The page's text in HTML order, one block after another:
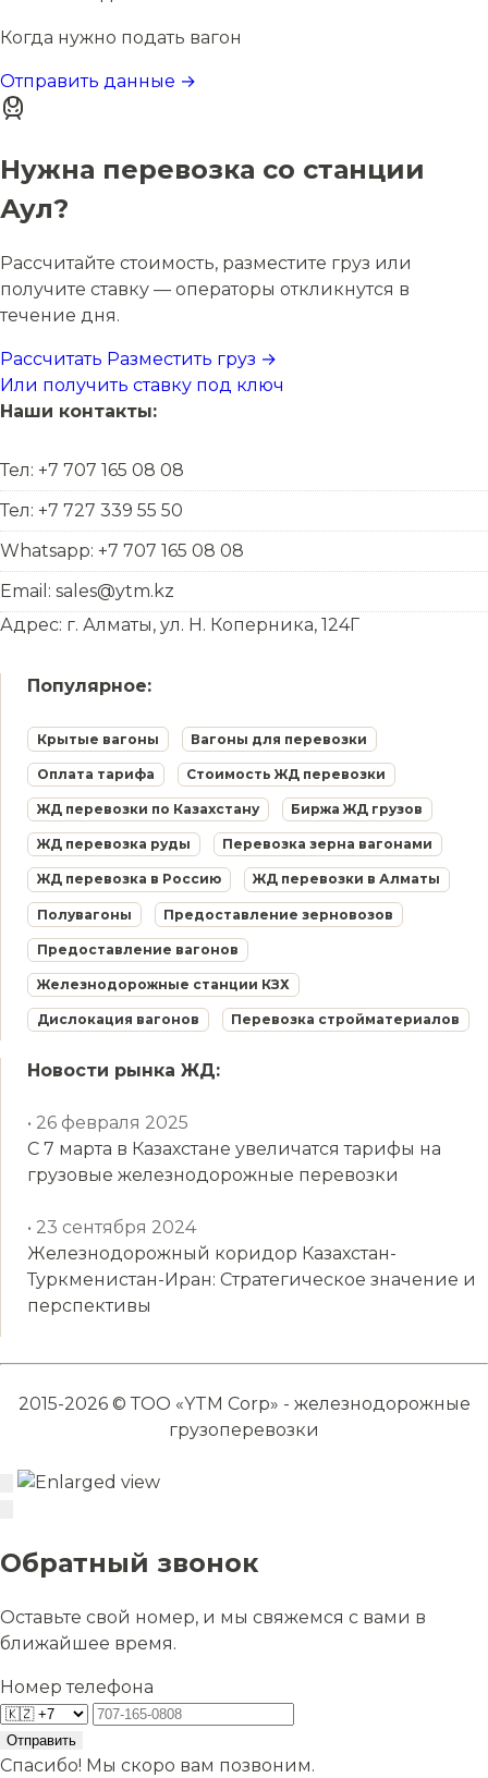
Когда нужно подать вагон
Отправить данные →
Нужна перевозка со станции
Аул?
Рассчитайте стоимость, разместите груз или
получите ставку — операторы откликнутся в
течение дня.
Рассчитать Разместить груз →
Или получить ставку под ключ
Наши контакты:
Тел: +7 707 165 08 08
Тел: +7 727 339 55 50
Whatsapp: +7 707 165 08 08
Email: sales@ytm.kz
Адрес: г. Алматы, ул. Н. Коперника, 124Г
Популярное:
Крытые вагоны Вагоны для перевозки
Оплата тарифа Стоимость ЖД перевозки
ЖД перевозки по Казахстану Биржа ЖД грузов
ЖД перевозка руды Перевозка зерна вагонами
ЖД перевозка в Россию ЖД перевозки в Алматы
Полувагоны Предоставление зерновозов
Предоставление вагонов
Железнодорожные станции КЗХ
Дислокация вагонов Перевозка стройматериалов
Новости рынка ЖД:
• 26 февраля 2025
С 7 марта в Казахстане увеличатся тарифы на
грузовые железнодорожные перевозки
• 23 сентября 2024
Железнодорожный коридор Казахстан-
Туркменистан-Иран: Стратегическое значение и
перспективы
2015-2026 © ТОО «YTM Corp» - железнодорожные
грузоперевозки
Обратный звонок
Оставьте свой номер, и мы свяжемся с вами в
ближайшее время.
Номер телефона
Отправить
Спасибо! Мы скоро вам позвоним.